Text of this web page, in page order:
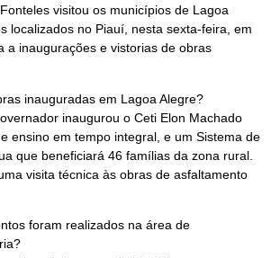
visitou os municípios de Lagoa
localizados no Piauí, nesta sexta-feira, em
a inaugurações e vistorias de obras
inauguradas em Lagoa Alegre?
inaugurou o Ceti Elon Machado
ensino em tempo integral, e um Sistema de
que beneficiará 46 famílias da zona rural.
visita técnica às obras de asfaltamento
foram realizados na área de